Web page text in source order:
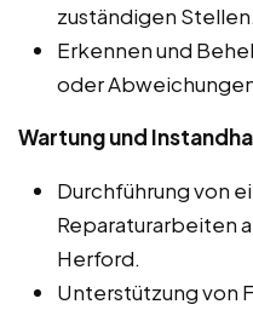
zuständigen Stellen.
Erkennen und
oder
Wartung und
Durchführung von
Reparaturarbeiten
Herford.
Unterstützung von